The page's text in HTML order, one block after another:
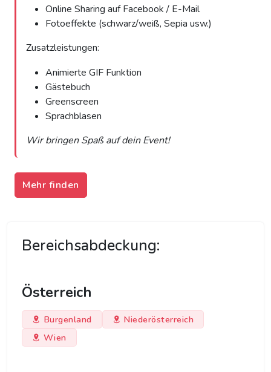
Online Sharing auf Facebook / E-Mail
Fotoeffekte (schwarz/weiß, Sepia usw.)
Zusatzleistungen:
Animierte GIF Funktion
Gästebuch
Greenscreen
Sprachblasen
Wir bringen Spaß auf dein Event!
Mehr finden
Bereichsabdeckung:
Österreich
Burgenland
Niederösterreich
Wien